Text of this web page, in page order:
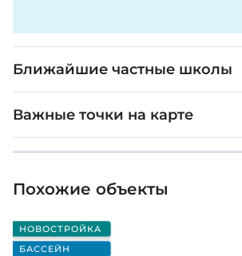
Ближайшие частные школы
Важные точки на карте
Похожие объекты
НОВОСТРОЙКА
БАССЕЙН